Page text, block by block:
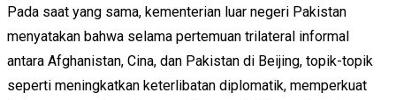
Pada saat yang sama, kementerian luar negeri Pakistan
menyatakan bahwa selama pertemuan trilateral informal
antara Afghanistan, Cina, dan Pakistan di Beijing, topik-topik
seperti meningkatkan keterlibatan diplomatik, memperkuat